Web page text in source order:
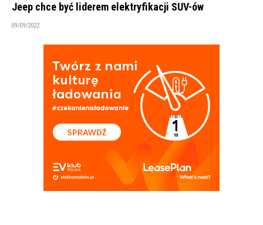
Jeep chce być liderem elektryfikacji SUV-ów
09/09/2022